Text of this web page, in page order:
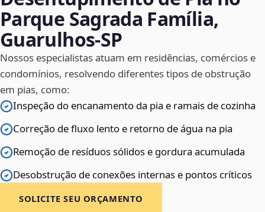
Parque Sagrada Família,
Guarulhos‑SP
Nossos especialistas atuam em residências, comércios e
condomínios, resolvendo diferentes tipos de obstrução
em pias, como:
Inspeção do encanamento da pia e ramais de cozinha
Correção de fluxo lento e retorno de água na pia
Remoção de resíduos sólidos e gordura acumulada
Desobstrução de conexões internas e pontos críticos
SOLICITE SEU ORÇAMENTO